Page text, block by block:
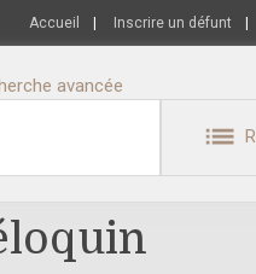
Accueil Inscrire un défunt
avancée